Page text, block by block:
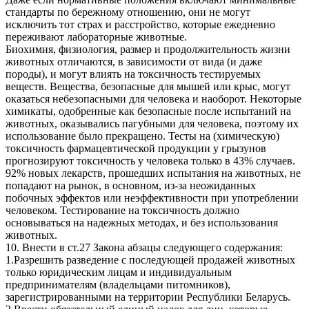
стандарты по бережному отношению, они не могут
исключить тот страх и расстройство, которые ежедневно
переживают лабораторные животные.
Биохимия, физиология, размер и продолжительность жизни
животных отличаются, в зависимости от вида (и даже
породы), и могут влиять на токсичность тестируемых
веществ. Вещества, безопасные для мышей или крыс, могут
оказаться небезопасными для человека и наоборот. Некоторые
химикаты, одобренные как безопасные после испытаний на
животных, оказывались пагубными для человека, поэтому их
использование было прекращено. Тесты на (химическую)
токсичность фармацевтической продукции у грызунов
прогнозируют токсичность у человека только в 43% случаев.
92% новых лекарств, прошедших испытания на животных, не
попадают на рынок, в основном, из-за неожиданных
побочных эффектов или неэффективности при употреблении
человеком. Тестирование на токсичность должно
основываться на надежных методах, и без использования
животных.
10. Внести в ст.27 Закона абзацы следующего содержания:
1.Разрешить разведение с последующей продажей животных
только юридическим лицам и индивидуальным
предпринимателям (владельцами питомников),
зарегистрированными на территории Республики Беларусь.